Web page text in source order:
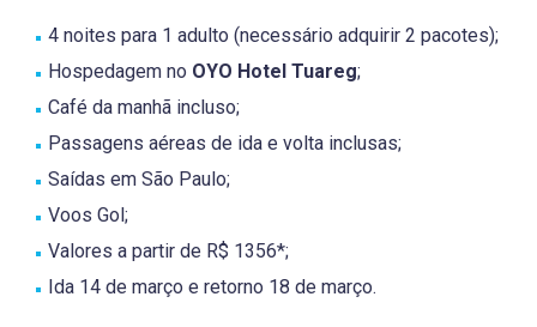
4 noites para 1 adulto (necessário adquirir 2 pacotes);
Hospedagem no OYO Hotel Tuareg;
Café da manhã incluso;
Passagens aéreas de ida e volta inclusas;
Saídas em São Paulo;
Voos Gol;
Valores a partir de R$ 1356*;
Ida 14 de março e retorno 18 de março.